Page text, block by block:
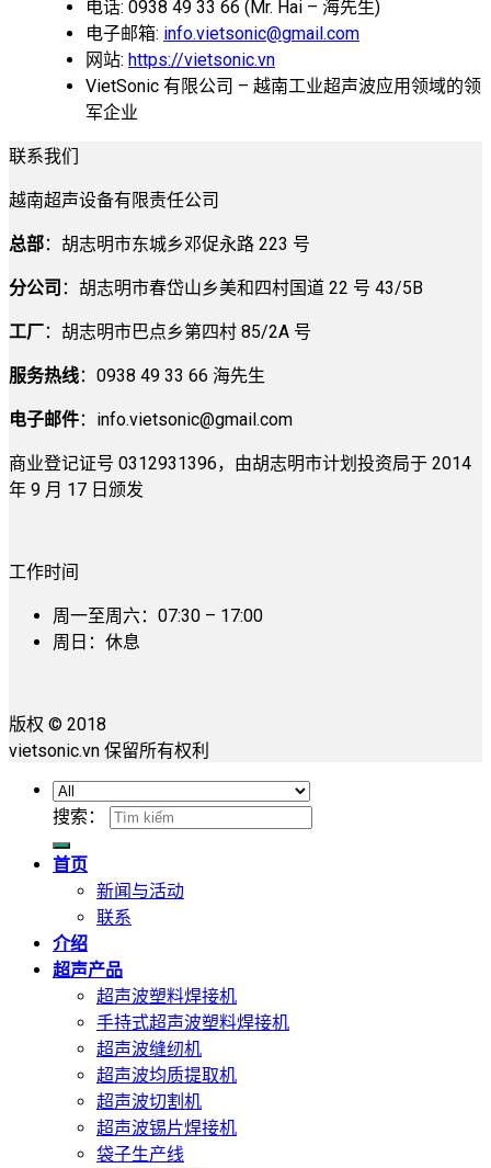
电话: 0938 49 33 66 (Mr. Hai – 海先生)
电子邮箱: info.vietsonic@gmail.com
网站: https://vietsonic.vn
VietSonic 有限公司 – 越南工业超声波应用领域的领
军企业
联系我们
越南超声设备有限责任公司
总部：胡志明市东城乡邓促永路 223 号
分公司 ：胡志明市春岱山乡美和四村国道 22 号 43/5B
工厂：胡志明市巴点乡第四村 85/2A 号
服务热线：0938 49 33 66 海先生
电子邮件： info.vietsonic@gmail.com
商业登记证号 0312931396，由胡志明市计划投资局于 2014
年 9 月 17 日颁发
工作时间
周一至周六：07:30 – 17:00
周日：休息
版权 © 2018
vietsonic.vn 保留所有权利
搜索：
首页
新闻与活动
联系
介绍
超声产品
超声波塑料焊接机
手持式超声波塑料焊接机
超声波缝纫机
超声波均质提取机
超声波切割机
超声波锡片焊接机
袋子生产线